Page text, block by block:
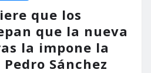
que los
que la nueva
la impone la
Sánchez